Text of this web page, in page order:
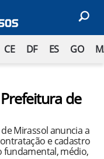
CE DF ES GO
de
Mirassol anuncia a
e cadastro
fundamental, médio,